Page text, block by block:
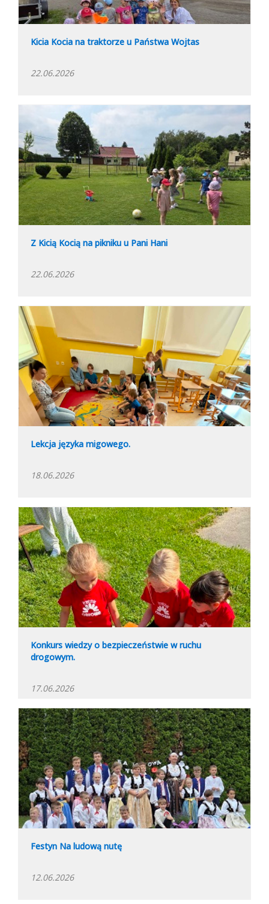
Kicia Kocia na traktorze u Państwa Wojtas
22.06.2026
Z Kicią Kocią na pikniku u Pani Hani
22.06.2026
Lekcja języka migowego.
18.06.2026
Konkurs wiedzy o bezpieczeństwie w ruchu
drogowym.
17.06.2026
Festyn Na ludową nutę
12.06.2026